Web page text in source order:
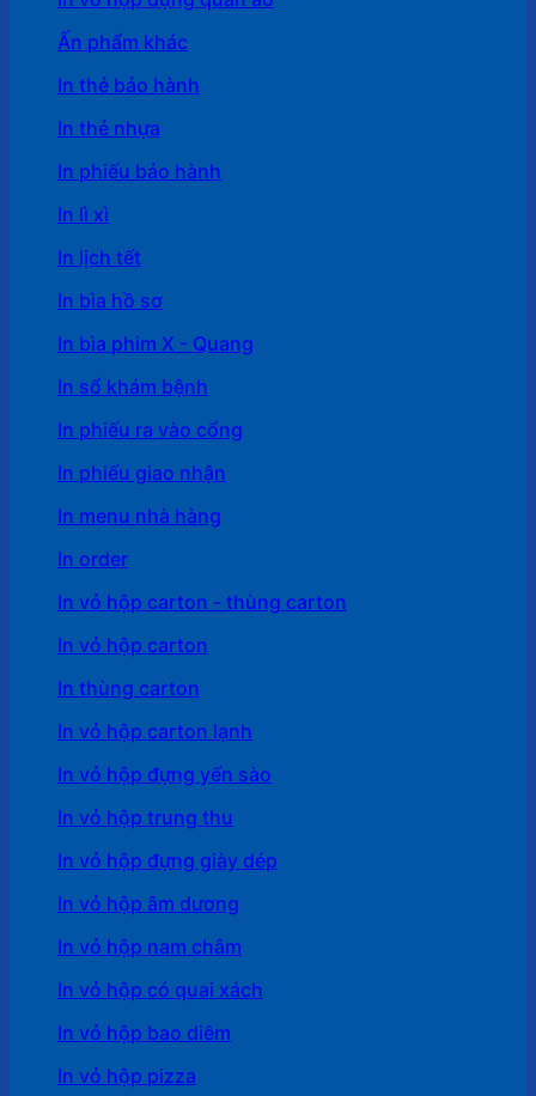
Ấn phẩm khác
In thẻ bảo hành
In thẻ nhựa
In phiếu bảo hành
In lì xì
In lịch tết
In bìa hồ sơ
In bìa phim X - Quang
In sổ khám bệnh
In phiếu ra vào cổng
In phiếu giao nhận
In menu nhà hàng
In order
In vỏ hộp carton - thùng carton
In vỏ hộp carton
In thùng carton
In vỏ hộp carton lạnh
In vỏ hộp đựng yến sào
In vỏ hộp trung thu
In vỏ hộp đựng giày dép
In vỏ hộp âm dương
In vỏ hộp nam châm
In vỏ hộp có quai xách
In vỏ hộp bao diêm
In vỏ hộp pizza